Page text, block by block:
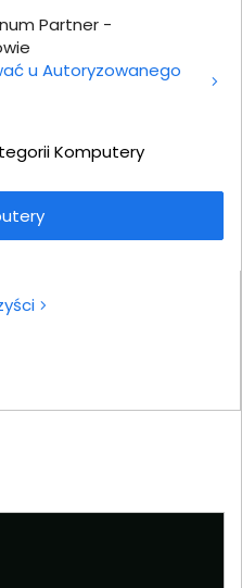
Partner -
u Autoryzowanego
Komputery